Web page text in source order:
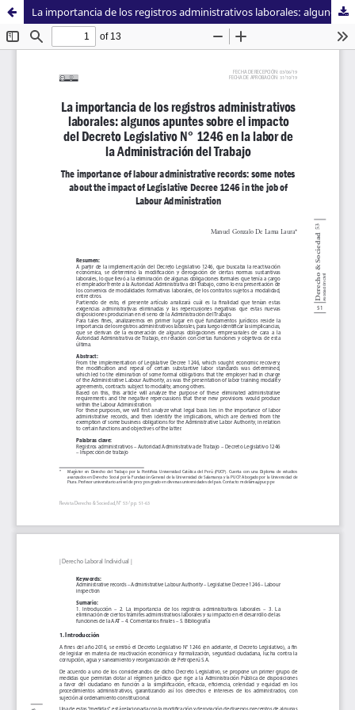
La importancia de los registros administrativos laborales: algunos apuntes sobre el impacto del Decreto Legislativo N° 1246 en la labor de la Administración del Trabajo